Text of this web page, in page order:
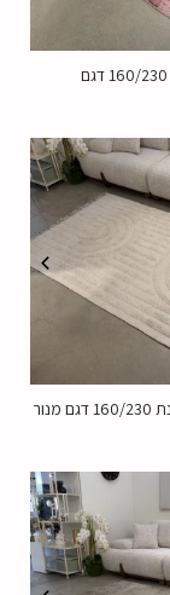
שטיח יוקרתי ורוד 160/230 דגם
שטיח מעוצב שמנת 160/230 דגם מנור